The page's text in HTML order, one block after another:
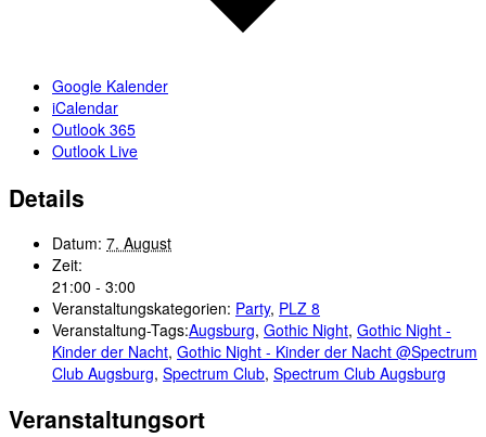
Google Kalender
iCalendar
Outlook 365
Outlook Live
Details
Datum: 7. August
Zeit:
21:00 - 3:00
Veranstaltungskategorien: Party, PLZ 8
Veranstaltung-Tags:Augsburg, Gothic Night, Gothic Night -
Kinder der Nacht, Gothic Night - Kinder der Nacht @Spectrum
Club Augsburg, Spectrum Club, Spectrum Club Augsburg
Veranstaltungsort